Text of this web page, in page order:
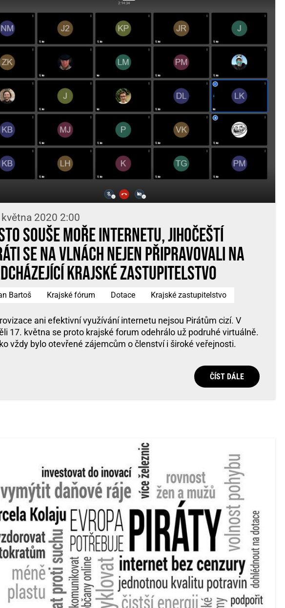
2020 2:00
souše moře internetu, jihočeští
se na vlnách nejen připravovali na
krajské zastupitelstvo
Bartoš Krajské fórum Dotace Krajské zastupitelstvo
ani efektivní využívání internetu nejsou Pirátům cizí. V
17. května se proto krajské forum odehrálo už podruhé virtuálně.
vždy bylo otevřené zájemcům o členství i široké veřejnosti.
ČÍST DÁLE